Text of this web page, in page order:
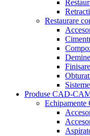
Restaurare
Produse CAD-